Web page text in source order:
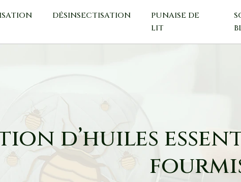
DÉSINSECTISATION
PUNAISE DE
LIT
d’huiles